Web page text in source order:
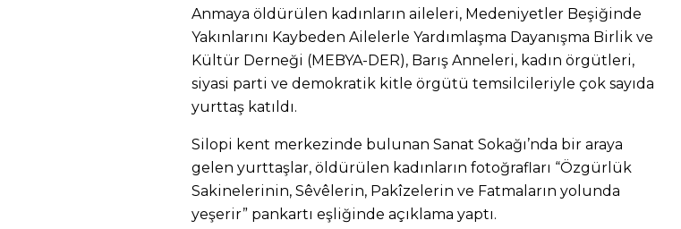
Anmaya öldürülen kadınların aileleri, Medeniyetler Beşiğinde
Yakınlarını Kaybeden Ailelerle Yardımlaşma Dayanışma Birlik ve
Kültür Derneği (MEBYA-DER), Barış Anneleri, kadın örgütleri,
siyasi parti ve demokratik kitle örgütü temsilcileriyle çok sayıda
yurttaş katıldı.
Silopi kent merkezinde bulunan Sanat Sokağı’nda bir araya
gelen yurttaşlar, öldürülen kadınların fotoğrafları “Özgürlük
Sakinelerinin, Sêvêlerin, Pakîzelerin ve Fatmaların yolunda
yeşerir” pankartı eşliğinde açıklama yaptı.